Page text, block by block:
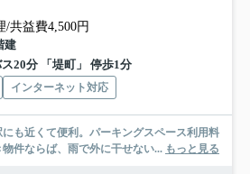
/共益費4,500円
建
20分 「堤町」 停歩1分
インターネット対応
も近くて便利。パーキングスペース利用料
件ならば、雨で外に干せない... もっと見る